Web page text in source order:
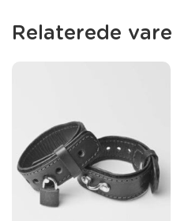
Relaterede